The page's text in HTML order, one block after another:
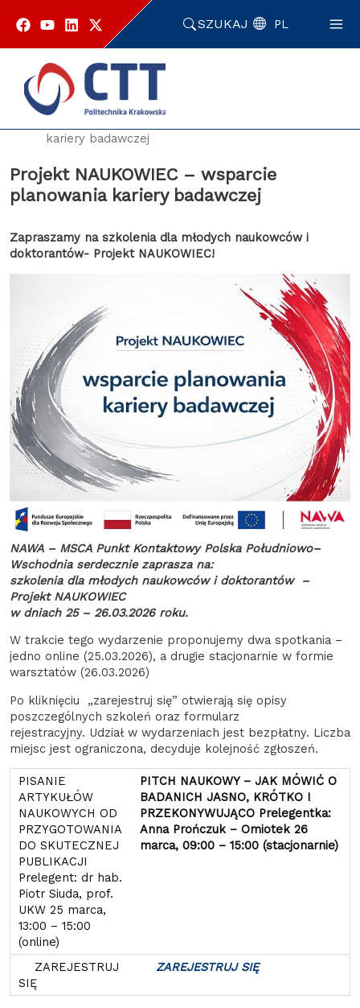
SZUKAJ PL
Strona główna
Aktualności
kariery badawczej
Projekt NAUKOWIEC – wsparcie
planowania kariery badawczej
Zapraszamy na szkolenia dla młodych naukowców i
doktorantów- Projekt NAUKOWIEC!
NAWA – MSCA Punkt Kontaktowy Polska Południowo–
Wschodnia serdecznie zaprasza na:
szkolenia dla młodych naukowców i doktorantów –
Projekt NAUKOWIEC
w dniach 25 – 26.03.2026 roku.
W trakcie tego wydarzenie proponujemy dwa spotkania –
jedno online (25.03.2026), a drugie stacjonarnie w formie
warsztatów (26.03.2026)
Po kliknięciu „zarejestruj się” otwierają się opisy
poszczególnych szkoleń oraz formularz
rejestracyjny. Udział w wydarzeniach jest bezpłatny. Liczba
miejsc jest ograniczona, decyduje kolejność zgłoszeń.
PITCH NAUKOWY – JAK MÓWIĆ O
BADANICH JASNO, KRÓTKO I
PRZEKONYWUJĄCO Prelegentka:
Anna Prończuk – Omiotek 26
marca, 09:00 – 15:00 (stacjonarnie)
ZAREJESTRUJ SIĘ